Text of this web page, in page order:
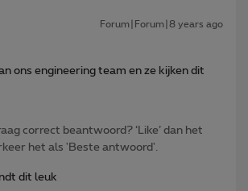
Forum|Forum|8 years ago
ons engineering team en ze kijken dit
correct beantwoord? ‘Like’ dan het
het als 'Beste antwoord'.
dit leuk